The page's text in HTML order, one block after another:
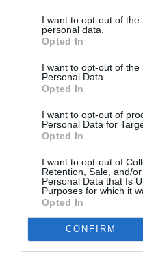
I want to opt-out of the
personal data.
Opted In
I want to opt-out of the
Personal Data.
Opted In
I want to opt-out of
Personal Data for
Opted In
I want to opt-out of
Retention, Sale, and/
Personal Data that Is
Purposes for which it
Opted In
CONFIRM
Ο RIVO στο Bolivar
Beach Club